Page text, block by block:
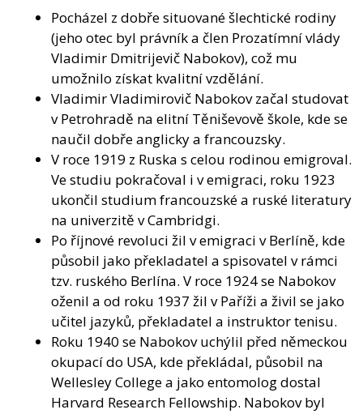
Pocházel z dobře situované šlechtické rodiny
(jeho otec byl právník a člen Prozatímní vlády
Vladimir Dmitrijevič Nabokov), což mu
umožnilo získat kvalitní vzdělání.
Vladimir Vladimirovič Nabokov začal studovat
v Petrohradě na elitní Těniševově škole, kde se
naučil dobře anglicky a francouzsky.
V roce 1919 z Ruska s celou rodinou emigroval.
Ve studiu pokračoval i v emigraci, roku 1923
ukončil studium francouzské a ruské literatury
na univerzitě v Cambridgi.
Po říjnové revoluci žil v emigraci v Berlíně, kde
působil jako překladatel a spisovatel v rámci
tzv. ruského Berlína. V roce 1924 se Nabokov
oženil a od roku 1937 žil v Paříži a živil se jako
učitel jazyků, překladatel a instruktor tenisu.
Roku 1940 se Nabokov uchýlil před německou
okupací do USA, kde překládal, působil na
Wellesley College a jako entomolog dostal
Harvard Research Fellowship. Nabokov byl